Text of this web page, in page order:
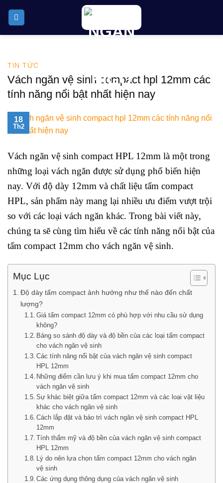
TIN TỨC
Vách ngăn vệ sinh compact hpl 12mm các
tính năng nổi bật nhất hiện nay
18
Th2
Vách ngăn vệ sinh compact HPL 12mm là một trong
những loại vách ngăn được sử dụng phổ biến hiện
nay. Với độ dày 12mm và chất liệu tấm compact
HPL, sản phẩm này mang lại nhiều ưu điểm vượt trội
so với các loại vách ngăn khác. Trong bài viết này,
chúng ta sẽ cùng tìm hiểu về các tính năng nổi bật của
tấm compact 12mm cho vách ngăn vệ sinh.
Mục Lục
Độ dày tấm compact ảnh hưởng như thế nào đến chất
lượng?
Giá tấm compact 12mm có phù hợp với nhu cầu sử dụng
không?
Bảng so sánh độ dày và độ bền của các loại tấm compact
cho vách ngăn vệ sinh
Các tính năng nổi bật của vách ngăn vệ sinh compact
HPL 12mm
Những điểm cần lưu ý khi mua tấm compact 12mm cho
vách ngăn vệ sinh
Sự khác biệt giữa tấm compact 12mm và các loại vật liệu
khác cho vách ngăn vệ sinh
Cách lắp đặt và bảo trì vách ngăn vệ sinh compact HPL
12mm
Tính thẩm mỹ và độ bền của vách ngăn vệ sinh compact
HPL 12mm
Lý do nên lựa chọn tấm compact 12mm cho vách ngăn
vệ sinh
Các ứng dụng thông dụng của vách ngăn vệ sinh